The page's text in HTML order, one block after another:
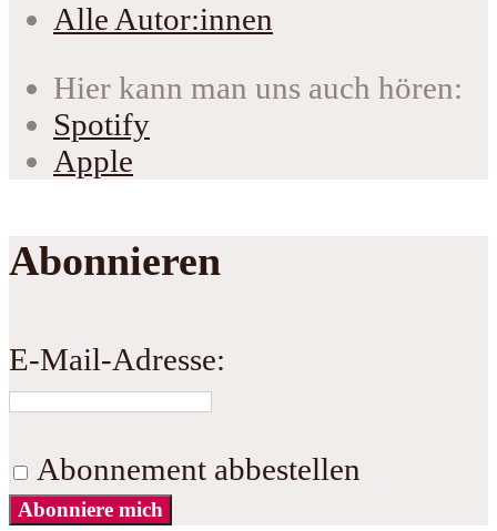
Alle Autor:innen
Hier kann man uns auch hören:
Spotify
Apple
Abonnieren
E-Mail-Adresse:
Abonnement abbestellen
Abonniere mich